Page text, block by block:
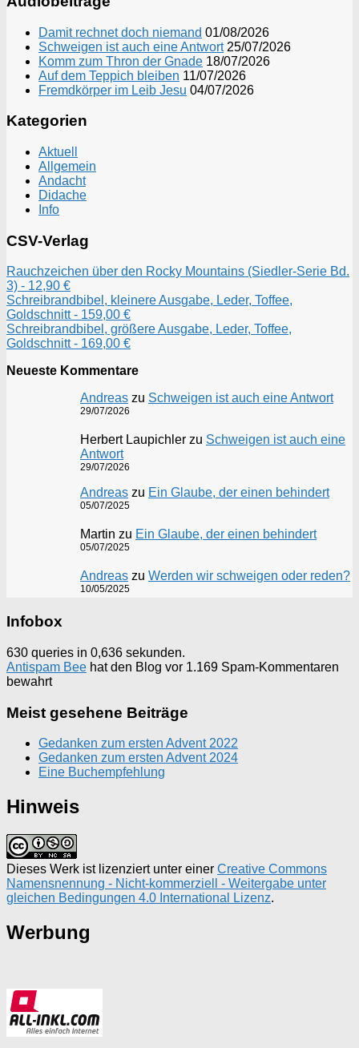
Damit rechnet doch niemand 01/08/2026
Schweigen ist auch eine Antwort 25/07/2026
Komm zum Thron der Gnade 18/07/2026
Auf dem Teppich bleiben 11/07/2026
Fremdkörper im Leib Jesu 04/07/2026
Kategorien
Aktuell
Allgemein
Andacht
Didache
Info
CSV-Verlag
Rauchzeichen über den Rocky Mountains (Siedler-Serie Bd.
3) - 12,90 €
Schreibrandbibel, kleinere Ausgabe, Leder, Toffee,
Goldschnitt - 159,00 €
Schreibrandbibel, größere Ausgabe, Leder, Toffee,
Goldschnitt - 169,00 €
Neueste Kommentare
Andreas zu Schweigen ist auch eine Antwort
29/07/2026
Herbert Laupichler zu Schweigen ist auch eine
Antwort
29/07/2026
Andreas zu Ein Glaube, der einen behindert
05/07/2025
Martin zu Ein Glaube, der einen behindert
05/07/2025
Andreas zu Werden wir schweigen oder reden?
10/05/2025
Infobox
630 queries in 0,636 sekunden.
Antispam Bee hat den Blog vor 1.169 Spam-Kommentaren
bewahrt
Meist gesehene Beiträge
Gedanken zum ersten Advent 2022
Gedanken zum ersten Advent 2024
Eine Buchempfehlung
Hinweis
Dieses Werk ist lizenziert unter einer Creative Commons
Namensnennung - Nicht-kommerziell - Weitergabe unter
gleichen Bedingungen 4.0 International Lizenz.
Werbung